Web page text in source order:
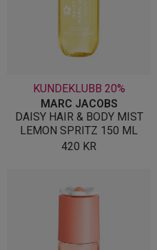
KUNDEKLUBB 20%
MARC JACOBS
DAISY HAIR & BODY MIST
LEMON SPRITZ 150 ML
420 KR